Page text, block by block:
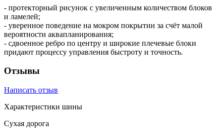
- протекторный рисунок с увеличенным количеством блоков
и ламелей;
- уверенное поведение на мокром покрытии за счёт малой
вероятности аквапланирования;
- сдвоенное ребро по центру и широкие плечевые блоки
придают процессу управления быстроту и точность.
Отзывы
Написать отзыв
Характеристики шины
Сухая дорога